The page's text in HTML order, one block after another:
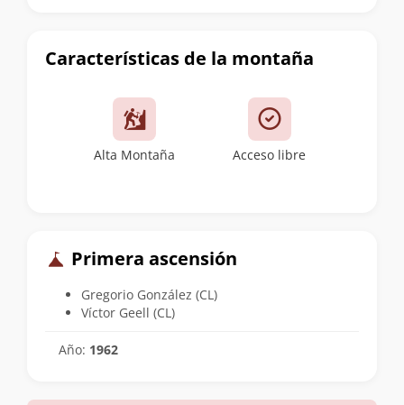
Características de la montaña
Alta Montaña Acceso libre
Primera ascensión
Gregorio González (CL)
Víctor Geell (CL)
Año: 1962